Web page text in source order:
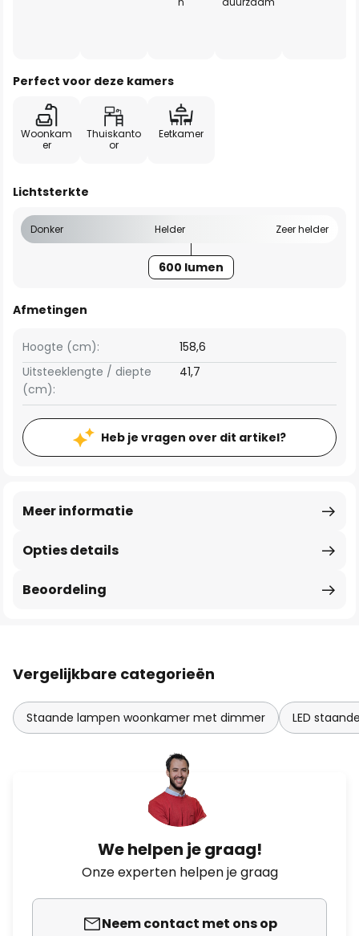
Perfect voor deze kamers
Woonkam
er
Thuiskanto
or
Eetkamer
Lichtsterkte
Donker Helder Zeer helder
600 lumen
Afmetingen
Hoogte (cm):
158,6
Uitsteeklengte / diepte
(cm):
41,7
Heb je vragen over dit artikel?
Opties details
Meer informatie
Beoordeling
Vergelijkbare categorieën
Staande lampen woonkamer met dimmer LED
We helpen je graag!
Onze experten helpen je graag
Neem contact met ons op